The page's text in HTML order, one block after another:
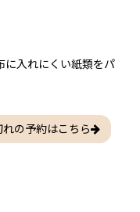
に入れにくい紙類をパ
れの予約はこちら